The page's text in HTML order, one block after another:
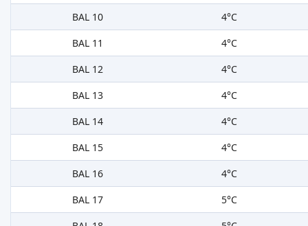
BAL 10
4°C
BAL 11
4°C
BAL 12
4°C
BAL 13
4°C
BAL 14
4°C
BAL 15
4°C
BAL 16
4°C
BAL 17
5°C